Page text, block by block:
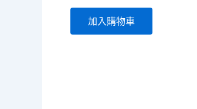
加入購物車